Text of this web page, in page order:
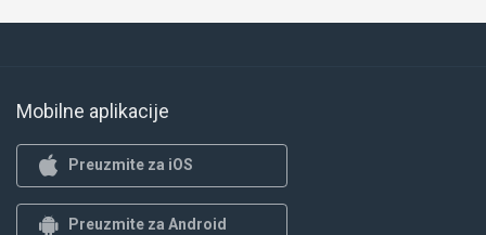
Mobilne aplikacije
Preuzmite za iOS
Preuzmite za Android